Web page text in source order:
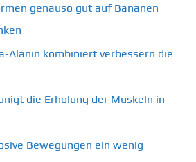
genauso gut auf Bananen
Alanin kombiniert verbessern die
die Erholung der Muskeln in
Bewegungen ein wenig